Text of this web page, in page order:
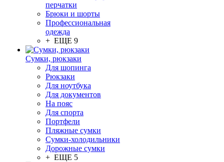
перчатки
Брюки и шорты
Профессиональная
одежда
+ ЕЩЕ 9
Сумки, рюкзаки
Для шопинга
Рюкзаки
Для ноутбука
Для документов
На пояс
Для спорта
Портфели
Пляжные сумки
Сумки-холодильники
Дорожные сумки
+ ЕЩЕ 5